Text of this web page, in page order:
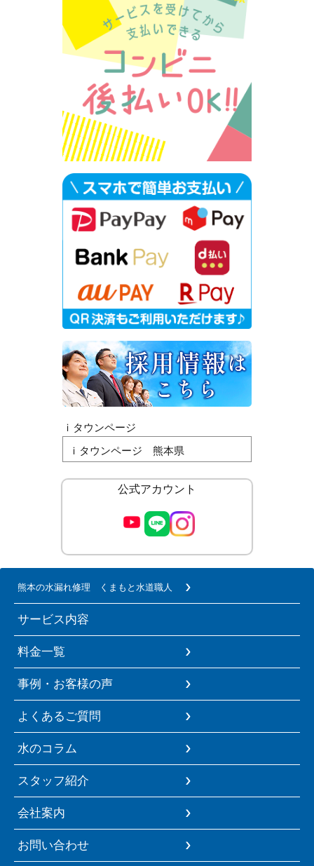
ｉタウンページ
ｉタウンページ 熊本県
公式アカウント
熊本の水漏れ修理 くまもと水道職人
サービス内容
料金一覧
事例・お客様の声
よくあるご質問
水のコラム
スタッフ紹介
会社案内
お問い合わせ